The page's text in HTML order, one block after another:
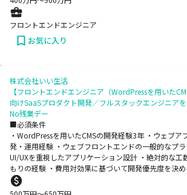
フロントエンドエンジニア
お気に入り
株式会社いい生活
【フロントエンドエンジニア（WordPressを用いた
向けSaaSプロダクト開発／フルスタックエンジニア
No残業デー
■必須条件
・WordPressを用いたCMSの開発経験3年 ・ウェブア
発・運用経験 ・ウェブフロントエンドの一般的なプラ
UI/UXを重視したアプリケーション設計 ・絶対的な工
もりの経験 ・費用対効果に基づいて開発優先度を決